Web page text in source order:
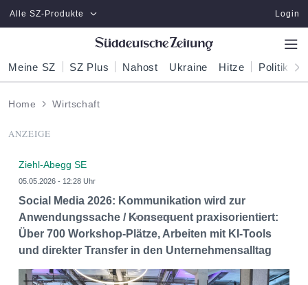
Zum Hauptinhalt springen
Alle SZ-Produkte Login
Meine SZ SZ Plus Nahost Ukraine Hitze Politik
Home Wirtschaft
ANZEIGE
Ziehl-Abegg SE
05.05.2026 - 12:28 Uhr
Social Media 2026: Kommunikation wird zur
Anwendungssache / Konsequent praxisorientiert:
Über 700 Workshop-Plätze, Arbeiten mit KI-Tools
und direkter Transfer in den Unternehmensalltag